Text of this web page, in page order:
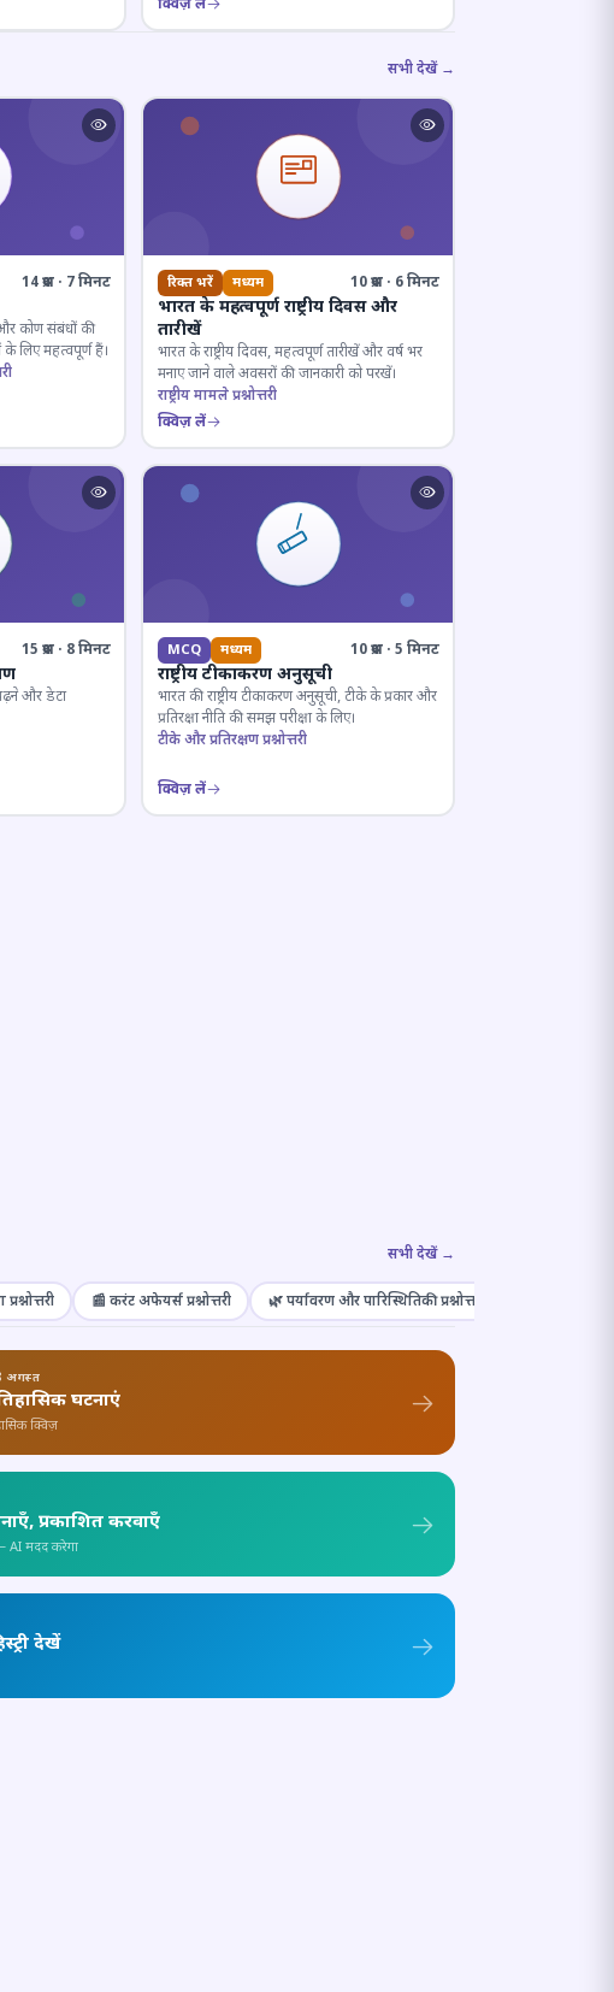
क्विज़ लें
सभी देखें →
14 प्रश्न · 7 मिनट
कोण संबंधों की
के लिए महत्वपूर्ण हैं।
रिक्त भरें मध्यम 10 प्रश्न · 6 मिनट
भारत के महत्वपूर्ण राष्ट्रीय दिवस और
तारीखें
भारत के राष्ट्रीय दिवस, महत्वपूर्ण तारीखें और वर्ष भर
मनाए जाने वाले अवसरों की जानकारी को परखें।
राष्ट्रीय मामले प्रश्नोत्तरी
क्विज़ लें
15 प्रश्न · 8 मिनट
पढ़ने और डेटा
MCQ मध्यम 10 प्रश्न · 5 मिनट
राष्ट्रीय टीकाकरण अनुसूची
भारत की राष्ट्रीय टीकाकरण अनुसूची, टीके के प्रकार और
प्रतिरक्षा नीति की समझ परीक्षा के लिए।
टीके और प्रतिरक्षण प्रश्नोत्तरी
क्विज़ लें
सभी देखें →
📰 करंट अफेयर्स प्रश्नोत्तरी 🌿 पर्यावरण और पारिस्थितिकी प्रश्नोत्तरी
अगस्त
घटनाएं
क्विज़
प्रकाशित करवाएँ
AI मदद करेगा
देखें